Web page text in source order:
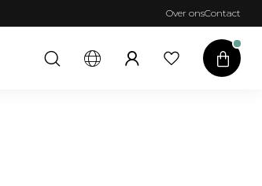
Over onsContact